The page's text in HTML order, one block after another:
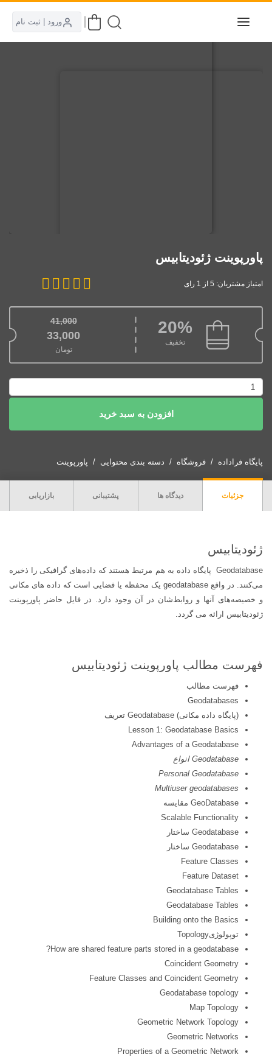
ورود | ثبت نام
پاورپوینت ژئودیتابیس
امتیاز مشتریان: 5 از 1 رای
20%
تخفیف
41,000
قیمت اصلی: 41,000تومان بود.
33,000
تومان
قیمت فعلی: 33,000تومان.
پاورپوینت
ژئودیتابیس
افزودن به سبد خرید
پایگاه فراداده فروشگاه دسته بندی محتوایی پاورپوینت
جزئیات دیدگاه ها پشتیبانی بازاریابی
ژئودیتابیس
Geodatabase پایگاه داده به هم مرتبط هستند که داده‌های گرافیکی را ذخیره
می‌کنند. در واقع geodatabase یک محفظه یا فضایی است که داده های مکانی
و خصیصه‌های آنها و روابط‌شان در آن وجود دارد. در فایل حاضر پاورپوینت
ژئودیتابیس ارائه می گردد.
فهرست مطالب پاورپوینت ژئودیتابیس
فهرست مطالب
Geodatabases
(پایگاه داده مکانی) Geodatabase تعریف
Lesson 1: Geodatabase Basics
Advantages of a Geodatabase
Geodatabase انواع
Personal Geodatabase
Multiuser geodatabases
GeoDatabase مقایسه
Scalable Functionality
Geodatabase ساختار
Geodatabase ساختار
Feature Classes
Feature Dataset
Geodatabase Tables
Geodatabase Tables
Building onto the Basics
توپولوژیTopology
How are shared feature parts stored in a geodatabase?
Coincident Geometry
Feature Classes and Coincident Geometry
Geodatabase topology
Map Topology
Geometric Network Topology
Geometric Networks
Properties of a Geometric Network